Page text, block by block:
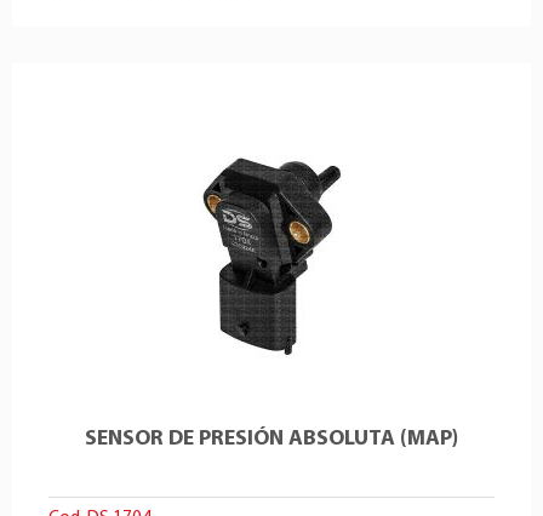
SENSOR DE PRESIÓN ABSOLUTA (MAP)